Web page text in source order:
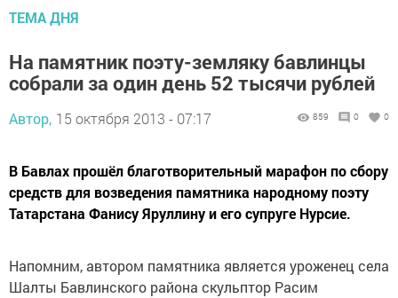
ТЕМА ДНЯ
На памятник поэту-земляку бавлинцы
собрали за один день 52 тысячи рублей
Автор, 15 октября 2013 - 07:17 859 0 0
В Бавлах прошёл благотворительный марафон по сбору
средств для возведения памятника народному поэту
Татарстана Фанису Яруллину и его супруге Нурсие.
Напомним, автором памятника является уроженец села
Шалты Бавлинского района скульптор Расим